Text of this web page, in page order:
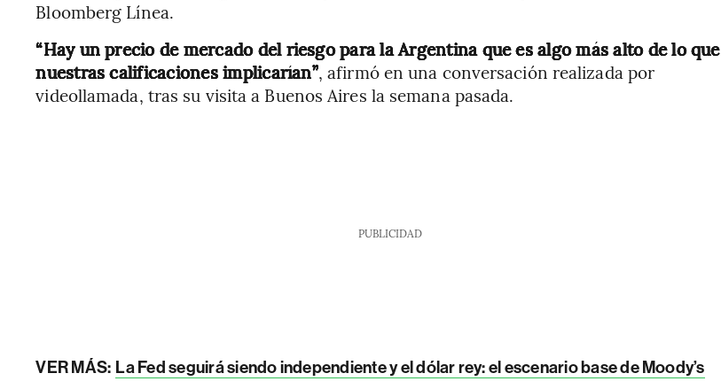
Bloomberg Línea.
“Hay un precio de mercado del riesgo para la Argentina que es algo más alto de lo que
nuestras calificaciones implicarían”, afirmó en una conversación realizada por
videollamada, tras su visita a Buenos Aires la semana pasada.
PUBLICIDAD
VER MÁS: La Fed seguirá siendo independiente y el dólar rey: el escenario base de Moody’s